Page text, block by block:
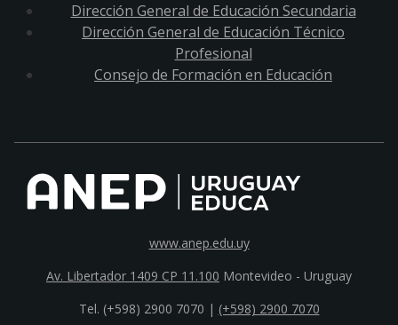
Dirección General de Educación Secundaria
Dirección General de Educación Técnico
Profesional
Consejo de Formación en Educación
www.anep.edu.uy
Av. Libertador 1409 CP 11.100 Montevideo - Uruguay
Tel. (+598) 2900 7070 | (+598) 2900 7070